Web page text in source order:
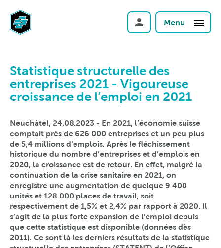
Menu
Statistique structurelle des
entreprises 2021 - Vigoureuse
croissance de l’emploi en 2021
Neuchâtel, 24.08.2023 - En 2021, l’économie suisse
comptait près de 626 000 entreprises et un peu plus
de 5,4 millions d’emplois. Après le fléchissement
historique du nombre d’entreprises et d’emplois en
2020, la croissance est de retour. En effet, malgré la
continuation de la crise sanitaire en 2021, on
enregistre une augmentation de quelque 9 400
unités et 128 000 places de travail, soit
respectivement de 1,5% et 2,4% par rapport à 2020. Il
s’agit de la plus forte expansion de l’emploi depuis
que cette statistique est disponible (données dès
2011). Ce sont là les derniers résultats de la statistique